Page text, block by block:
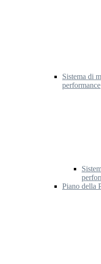
Sistema di
performance
Piano della